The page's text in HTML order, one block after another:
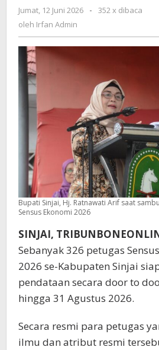
Momentum
Memotret
Ekonomi
Jumat, 12 Juni 2026
oleh
-
352 x dibaca
oleh Irfan Admin
Bupati Sinjai, Hj. Ratnawati Arif saat
Sensus Ekonomi 2026
SINJAI,
Sebanyak 326 petugas
2026 se-Kabupaten Sinjai
pendataan secara door to
hingga 31 Agustus 2026.
Secara resmi para petugas
ilmu dan atribut resmi